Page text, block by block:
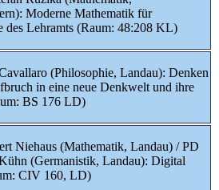
Moderne Mathematik für
des Lehramts (Raum: 48:208 KL)
(Philosophie, Landau): Denken
in eine neue Denkwelt und ihre
BS 176 LD)
Niehaus (Mathematik, Landau) / PD
(Germanistik, Landau): Digital
CIV 160, LD)